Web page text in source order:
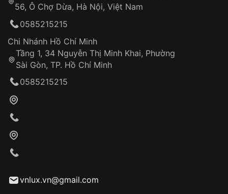
Khách hàng kiểm tra và thanh toán trực tiếp
Từ khóa SEO:
Đảm bảo quyền lợi khách hàng
Đồng hành cùng khách hàng trong suốt quá
trình sử dụng
56, Ô Chợ Dừa, Hà Nội, Việt Nam
0585215215
Chi Nhánh Hồ Chí Minh
Tầng 1, 34 Nguyễn Thị Minh Khai, Phường
Sài Gòn, TP. Hồ Chí Minh
0585215215
vnlux.vn@gmail.com